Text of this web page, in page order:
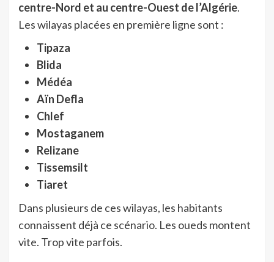
centre-Nord et au centre-Ouest de l’Algérie.
Les wilayas placées en première ligne sont :
Tipaza
Blida
Médéa
Aïn Defla
Chlef
Mostaganem
Relizane
Tissemsilt
Tiaret
Dans plusieurs de ces wilayas, les habitants
connaissent déjà ce scénario. Les oueds montent
vite. Trop vite parfois.